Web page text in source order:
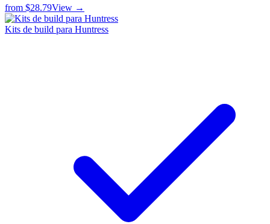
from $28.79View →
Kits de build para Huntress